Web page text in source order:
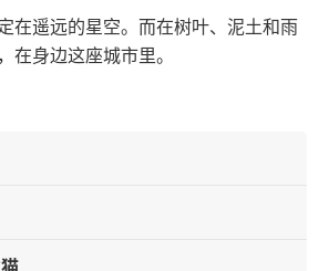
在遥远的星空。而在树叶、泥土和雨
在身边这座城市里。